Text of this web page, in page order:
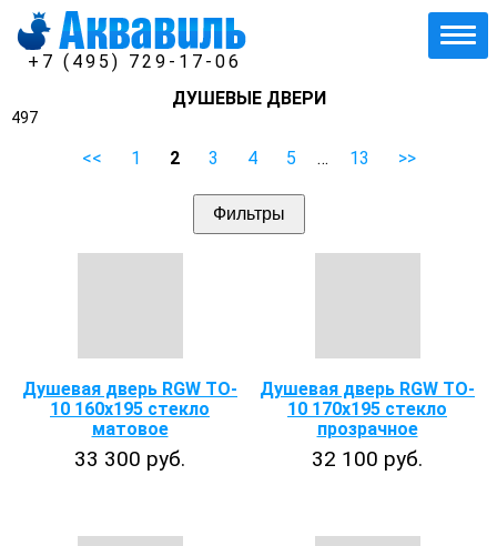
+7 (495) 729-17-06
ДУШЕВЫЕ ДВЕРИ
497
<< 1 2 3 4 5 … 13 >>
Фильтры
Душевая дверь RGW TO-
10 160х195 стекло
матовое
33 300 руб.
Душевая дверь RGW TO-
10 170х195 стекло
прозрачное
32 100 руб.